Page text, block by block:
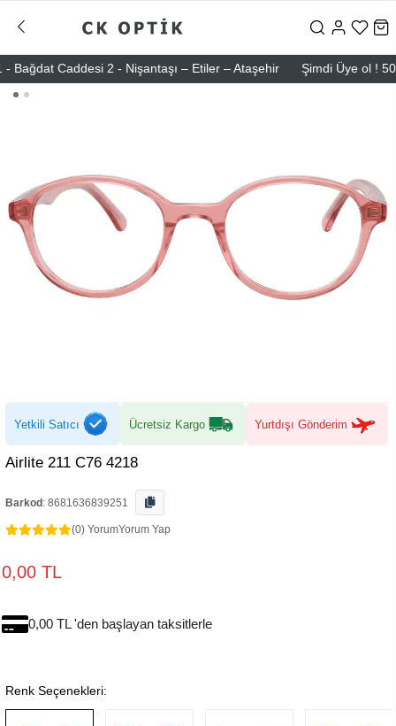
Caddesi 2 - Nişantaşı – Etiler – Ataşehir Şimdi Üye ol !
Yetkili Satıcı Ücretsiz Kargo Yurtdışı Gönderim
Airlite 211 C76 4218
Barkod : 8681636839251
(0) YorumYorum Yap
0,00 TL
0,00 TL 'den başlayan taksitlerle
Renk Seçenekleri: